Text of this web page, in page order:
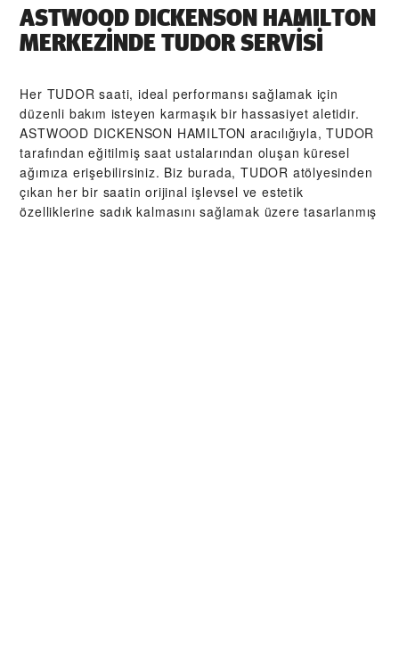
‭ASTWOOD DICKENSON HAMILTON‬
MERKEZİNDE TUDOR SERVİSI
Her TUDOR saati, ideal performansı sağlamak için
düzenli bakım isteyen karmaşık bir hassasiyet aletidir.
‭ASTWOOD DICKENSON HAMILTON‬ aracılığıyla, TUDOR
tarafından eğitilmiş saat ustalarından oluşan küresel
ağımıza erişebilirsiniz. Biz burada, TUDOR atölyesinden
çıkan her bir saatin orijinal işlevsel ve estetik
özelliklerine sadık kalmasını sağlamak üzere tasarlanmış